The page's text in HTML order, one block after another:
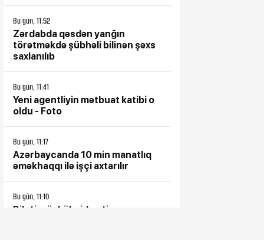
Bu gün, 11:52
Zərdabda qəsdən yanğın
törətməkdə şübhəli bilinən şəxs
saxlanılıb
Bu gün, 11:41
Yeni agentliyin mətbuat katibi o
oldu - Foto
Bu gün, 11:17
Azərbaycanda 10 min manatlıq
əməkhaqqı ilə işçi axtarılır
Bu gün, 11:10
Bileti müşkül, xidməti ucuz: